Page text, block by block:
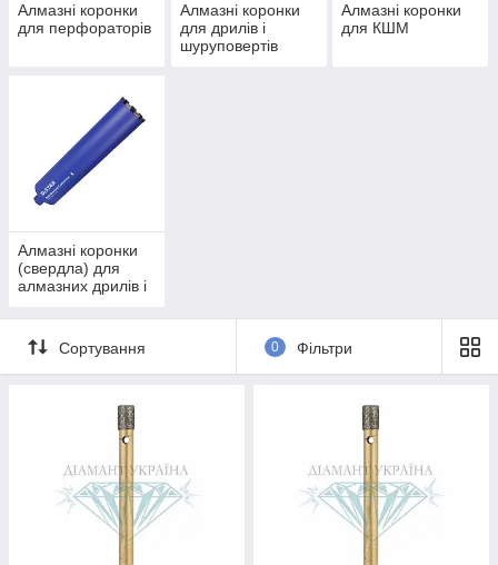
Алмазні коронки
для перфораторів
Алмазні коронки
для дрилів і
шуруповертів
Алмазні коронки
для КШМ
Алмазні коронки
(свердла) для
алмазних дрилів і
Сортування 0 Фільтри